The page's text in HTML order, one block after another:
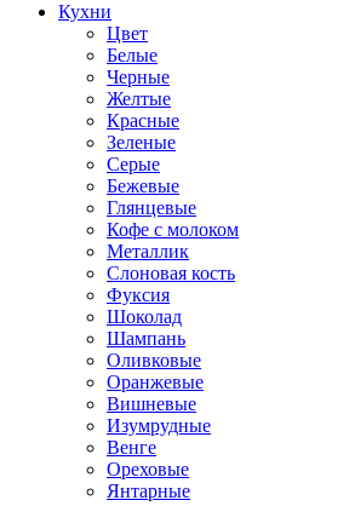
Кухни
Цвет
Белые
Черные
Желтые
Красные
Зеленые
Серые
Бежевые
Глянцевые
Кофе с молоком
Металлик
Слоновая кость
Фуксия
Шоколад
Шампань
Оливковые
Оранжевые
Вишневые
Изумрудные
Венге
Ореховые
Янтарные